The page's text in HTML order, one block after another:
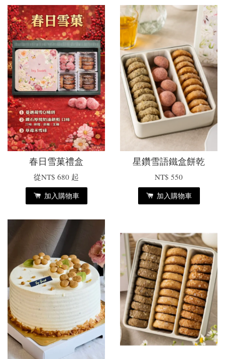
春日雪菓禮盒
從NT$ 680 起
加入購物車
星鑽雪語鐵盒餅乾
NT$ 550
加入購物車